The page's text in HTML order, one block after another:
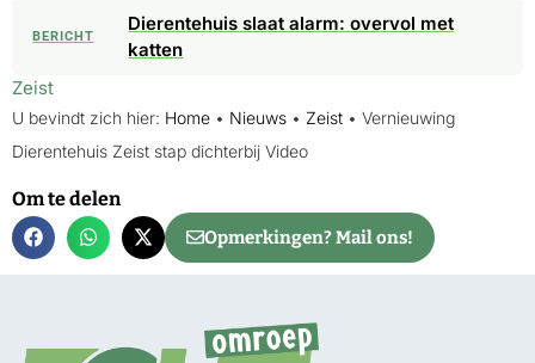
BERICHT
Dierentehuis slaat alarm: overvol met
katten
Zeist
U bevindt zich hier: Home • Nieuws • Zeist • Vernieuwing
Dierentehuis Zeist stap dichterbij Video
Om te delen
Opmerkingen? Mail ons!